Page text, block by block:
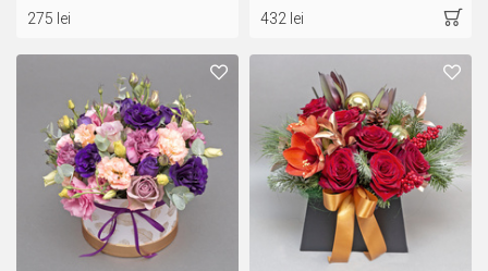
275 lei 432 lei